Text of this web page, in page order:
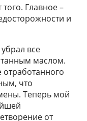
того. Главное –
и
все
маслом.
что
Теперь мой
от